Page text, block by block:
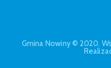
Gmina Nowiny © 2020.